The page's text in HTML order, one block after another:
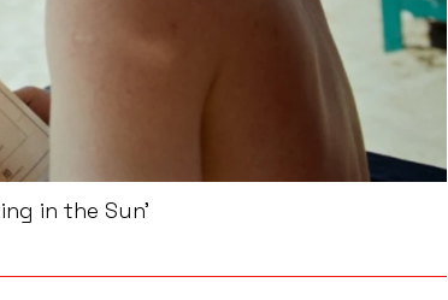
in the Sun’